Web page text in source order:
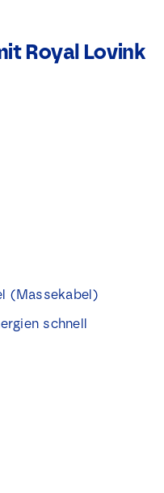
Royal Lovink
(Massekabel)
schnell